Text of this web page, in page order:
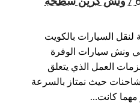
السيارات بالكويت
ونش سيارات الوفرة
العمل الذي يتعلق
حيث نمتاز بالسرعة
مهما كانت…